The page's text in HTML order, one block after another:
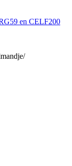
en CELF200